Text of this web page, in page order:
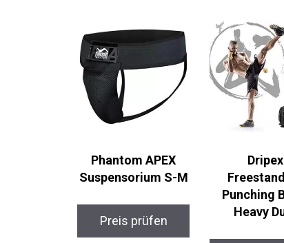
Phantom APEX
Suspensorium S-M
Preis prüfen
Dripex
Punching
Heavy